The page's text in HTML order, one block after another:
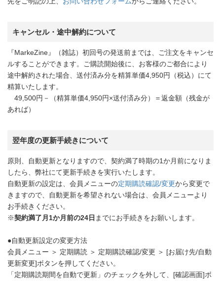
キャンセル・途中解約について
『MarkeZine』（雑誌）初回号の発送前までは、ご注文をキャンセ
ルすることができます。ご購読開始後に、お客様のご都合により
途中解約された場合、送付済み分を精算単価4,950円（税込）にて
精算いたします。
49,500円－（精算単価4,950円×送付済み分）＝返金額（残金が
あれば）
翌年度の更新手続きについて
原則、自動更新となりますので、契約満了時期の1か月前になりま
したら、弊社にて更新手続きを実行いたします。
自動更新の設定は、会員メニューの定期購読確認/変更から変更で
きますので、自動更新を希望されない場合は、会員メニューより
お手続きください。
※契約満了月1か月前の24日 までにお手続きをお願いします。
●自動更新設定の変更方法
会員メニュー ＞ 定期購読 ＞ 定期購読確認/変更 ＞ [お届け先/自動
更新変更]ボタンを押してください。
「定期購読期間を自動で更新」のチェックを外して、[確認画面]ボ